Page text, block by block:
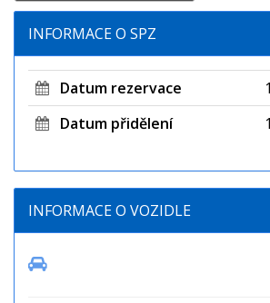
INFORMACE O SPZ
Datum rezervace
Datum přidělení
INFORMACE O VOZIDLE